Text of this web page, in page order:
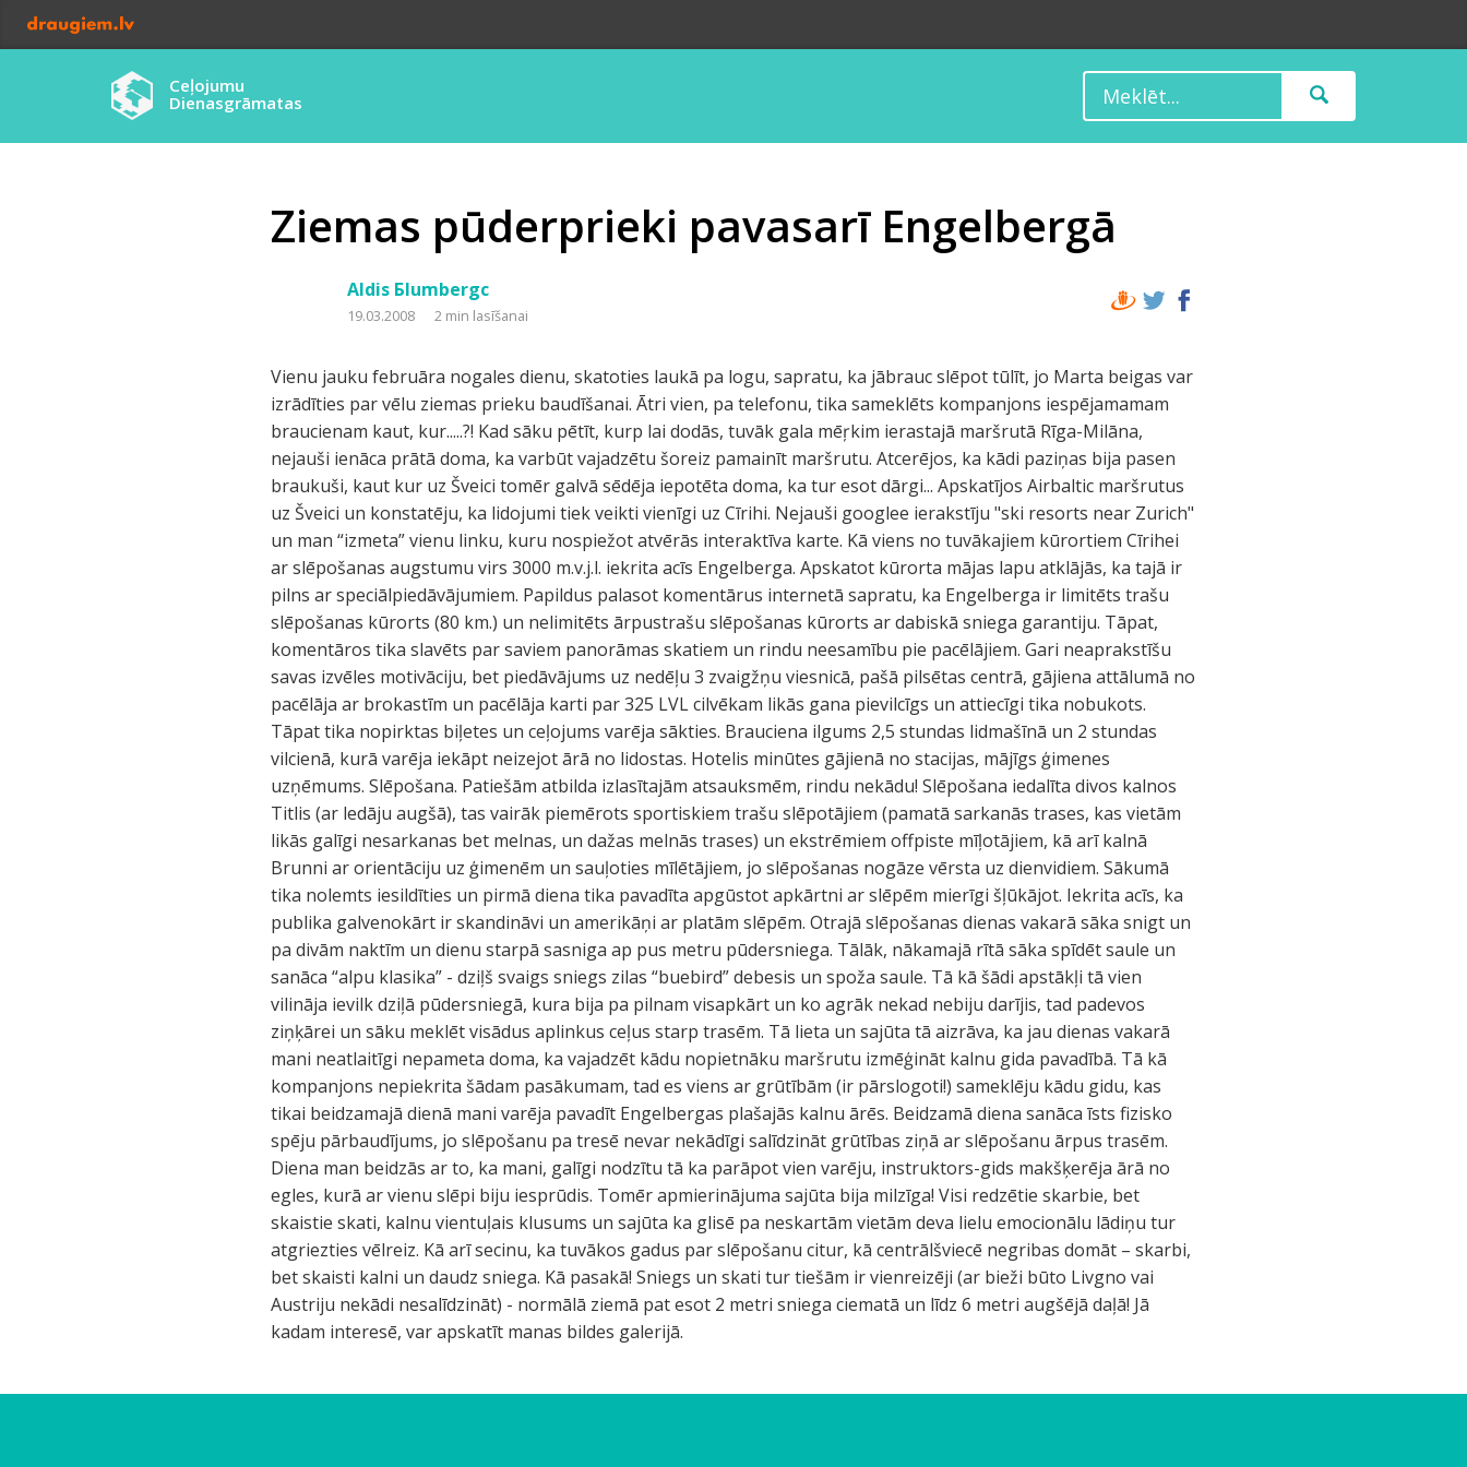
Ceļojumu
Dienasgrāmatas
Ziemas pūderprieki pavasarī Engelbergā
Aldis Бlumbergс
19.03.2008 2 min lasīšanai
Vienu jauku februāra nogales dienu, skatoties laukā pa logu, sapratu, ka jābrauc slēpot tūlīt, jo Marta beigas var
izrādīties par vēlu ziemas prieku baudīšanai. Ātri vien, pa telefonu, tika sameklēts kompanjons iespējamamam
braucienam kaut, kur.....?! Kad sāku pētīt, kurp lai dodās, tuvāk gala mēŗkim ierastajā maršrutā Rīga-Milāna,
nejauši ienāca prātā doma, ka varbūt vajadzētu šoreiz pamainīt maršrutu. Atcerējos, ka kādi paziņas bija pasen
braukuši, kaut kur uz Šveici tomēr galvā sēdēja iepotēta doma, ka tur esot dārgi... Apskatījos Airbaltic maršrutus
uz Šveici un konstatēju, ka lidojumi tiek veikti vienīgi uz Cīrihi. Nejauši googlee ierakstīju "ski resorts near Zurich"
un man “izmeta” vienu linku, kuru nospiežot atvērās interaktīva karte. Kā viens no tuvākajiem kūrortiem Cīrihei
ar slēpošanas augstumu virs 3000 m.v.j.l. iekrita acīs Engelberga. Apskatot kūrorta mājas lapu atklājās, ka tajā ir
pilns ar speciālpiedāvājumiem. Papildus palasot komentārus internetā sapratu, ka Engelberga ir limitēts trašu
slēpošanas kūrorts (80 km.) un nelimitēts ārpustrašu slēpošanas kūrorts ar dabiskā sniega garantiju. Tāpat,
komentāros tika slavēts par saviem panorāmas skatiem un rindu neesamību pie pacēlājiem. Gari neaprakstīšu
savas izvēles motivāciju, bet piedāvājums uz nedēļu 3 zvaigžņu viesnicā, pašā pilsētas centrā, gājiena attālumā no
pacēlāja ar brokastīm un pacēlāja karti par 325 LVL cilvēkam likās gana pievilcīgs un attiecīgi tika nobukots.
Tāpat tika nopirktas biļetes un ceļojums varēja sākties. Brauciena ilgums 2,5 stundas lidmašīnā un 2 stundas
vilcienā, kurā varēja iekāpt neizejot ārā no lidostas. Hotelis minūtes gājienā no stacijas, mājīgs ģimenes
uzņēmums. Slēpošana. Patiešām atbilda izlasītajām atsauksmēm, rindu nekādu! Slēpošana iedalīta divos kalnos
Titlis (ar ledāju augšā), tas vairāk piemērots sportiskiem trašu slēpotājiem (pamatā sarkanās trases, kas vietām
likās galīgi nesarkanas bet melnas, un dažas melnās trases) un ekstrēmiem offpiste mīļotājiem, kā arī kalnā
Brunni ar orientāciju uz ģimenēm un sauļoties mīlētājiem, jo slēpošanas nogāze vērsta uz dienvidiem. Sākumā
tika nolemts iesildīties un pirmā diena tika pavadīta apgūstot apkārtni ar slēpēm mierīgi šļūkājot. Iekrita acīs, ka
publika galvenokārt ir skandināvi un amerikāņi ar platām slēpēm. Otrajā slēpošanas dienas vakarā sāka snigt un
pa divām naktīm un dienu starpā sasniga ap pus metru pūdersniega. Tālāk, nākamajā rītā sāka spīdēt saule un
sanāca “alpu klasika” - dziļš svaigs sniegs zilas “buebird” debesis un spoža saule. Tā kā šādi apstākļi tā vien
vilināja ievilk dziļā pūdersniegā, kura bija pa pilnam visapkārt un ko agrāk nekad nebiju darījis, tad padevos
ziņķārei un sāku meklēt visādus aplinkus ceļus starp trasēm. Tā lieta un sajūta tā aizrāva, ka jau dienas vakarā
mani neatlaitīgi nepameta doma, ka vajadzēt kādu nopietnāku maršrutu izmēģināt kalnu gida pavadībā. Tā kā
kompanjons nepiekrita šādam pasākumam, tad es viens ar grūtībām (ir pārslogoti!) sameklēju kādu gidu, kas
tikai beidzamajā dienā mani varēja pavadīt Engelbergas plašajās kalnu ārēs. Beidzamā diena sanāca īsts fizisko
spēju pārbaudījums, jo slēpošanu pa tresē nevar nekādīgi salīdzināt grūtības ziņā ar slēpošanu ārpus trasēm.
Diena man beidzās ar to, ka mani, galīgi nodzītu tā ka parāpot vien varēju, instruktors-gids makšķerēja ārā no
egles, kurā ar vienu slēpi biju iesprūdis. Tomēr apmierinājuma sajūta bija milzīga! Visi redzētie skarbie, bet
skaistie skati, kalnu vientuļais klusums un sajūta ka glisē pa neskartām vietām deva lielu emocionālu lādiņu tur
atgriezties vēlreiz. Kā arī secinu, ka tuvākos gadus par slēpošanu citur, kā centrālšviecē negribas domāt – skarbi,
bet skaisti kalni un daudz sniega. Kā pasakā! Sniegs un skati tur tiešām ir vienreizēji (ar bieži būto Livgno vai
Austriju nekādi nesalīdzināt) - normālā ziemā pat esot 2 metri sniega ciematā un līdz 6 metri augšējā daļā! Jā
kadam interesē, var apskatīt manas bildes galerijā.